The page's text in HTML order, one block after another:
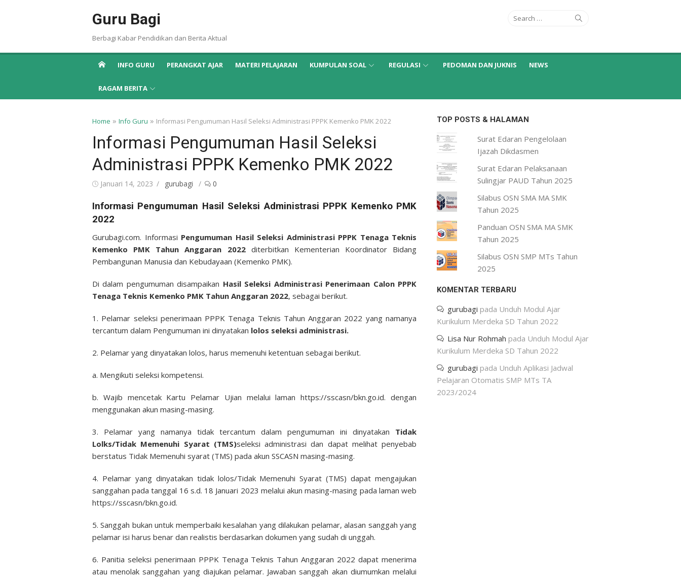
Guru Bagi
Berbagi Kabar Pendidikan dan Berita Aktual
Search
INFO GURU PERANGKAT AJAR MATERI PELAJARAN KUMPULAN SOAL REGULASI PEDOMAN DAN JUKNIS NEWS
RAGAM BERITA
Home » Info Guru » Informasi Pengumuman Hasil Seleksi Administrasi PPPK Kemenko PMK 2022
Informasi Pengumuman Hasil Seleksi
Administrasi PPPK Kemenko PMK 2022
Posted
Januari 14, 2023 Author
gurubagi 0
Informasi Pengumuman Hasil Seleksi Administrasi PPPK Kemenko PMK
2022
Gurubagi.com. Informasi Pengumuman Hasil Seleksi Administrasi PPPK Tenaga Teknis
Kemenko PMK Tahun Anggaran 2022 diterbitkan Kementerian Koordinator Bidang
Pembangunan Manusia dan Kebudayaan (Kemenko PMK).
Di dalam pengumuman disampaikan Hasil Seleksi Administrasi Penerimaan Calon PPPK
Tenaga Teknis Kemenko PMK Tahun Anggaran 2022, sebagai berikut.
1. Pelamar seleksi penerimaan PPPK Tenaga Teknis Tahun Anggaran 2022 yang namanya
tercantum dalam Pengumuman ini dinyatakan lolos seleksi administrasi.
2. Pelamar yang dinyatakan lolos, harus memenuhi ketentuan sebagai berikut.
a. Mengikuti seleksi kompetensi.
b. Wajib mencetak Kartu Pelamar Ujian melalui laman https://sscasn/bkn.go.id. dengan
menggunakan akun masing-masing.
3. Pelamar yang namanya tidak tercantum dalam pengumuman ini dinyatakan Tidak
Lolks/Tidak Memenuhi Syarat (TMS)seleksi administrasi dan dapat melihat penyebab
berstatus Tidak Memenuhi syarat (TMS) pada akun SSCASN masing-masing.
4. Pelamar yang dinyatakan tidak lolos/Tidak Memenuhi Syarat (TMS) dapat mengajukan
sanggahan pada tanggal 16 s.d. 18 Januari 2023 melalui akun masing-masing pada laman web
https://sscasn/bkn.go.id.
5. Sanggah bukan untuk memperbaiki kesalahan yang dilakukan pelamar, alasan sanggah yang
pelamar isi harus benar dan realistis berdasarkan dokumen yang sudah di unggah.
6. Panitia seleksi penerimaan PPPK Tenaga Teknis Tahun Anggaran 2022 dapat menerima
atau menolak sanggahan yang diajukan pelamar. Jawaban sanggah akan diumumkan melalui
TOP POSTS & HALAMAN
Surat Edaran Pengelolaan
Ijazah Dikdasmen
Surat Edaran Pelaksanaan
Sulingjar PAUD Tahun 2025
Silabus OSN SMA MA SMK
Tahun 2025
Panduan OSN SMA MA SMK
Tahun 2025
Silabus OSN SMP MTs Tahun
2025
KOMENTAR TERBARU
gurubagi pada Unduh Modul Ajar
Kurikulum Merdeka SD Tahun 2022
Lisa Nur Rohmah pada Unduh Modul Ajar
Kurikulum Merdeka SD Tahun 2022
gurubagi pada Unduh Aplikasi Jadwal
Pelajaran Otomatis SMP MTs TA
2023/2024